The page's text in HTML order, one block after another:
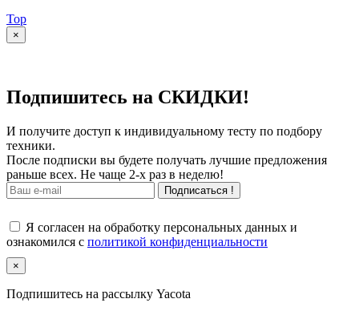
Top
×
Подпишитесь на СКИДКИ!
И получите доступ к индивидуальному тесту по подбору
техники.
После подписки вы будете получать лучшие предложения
раньше всех. Не чаще 2-х раз в неделю!
Подписаться !
Я согласен на обработку персональных данных и
ознакомился с политикой конфиденциальности
×
Подпишитесь на рассылку Yacota